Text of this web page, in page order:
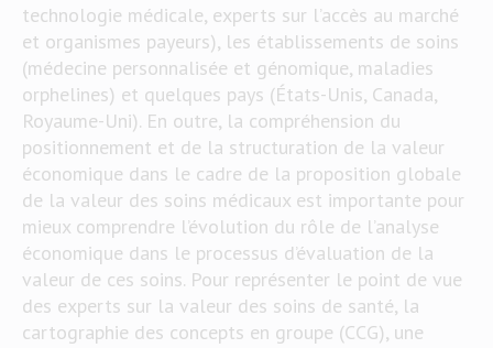
technologie médicale, experts sur l’accès au marché
et organismes payeurs), les établissements de soins
(médecine personnalisée et génomique, maladies
orphelines) et quelques pays (États-Unis, Canada,
Royaume-Uni). En outre, la compréhension du
positionnement et de la structuration de la valeur
économique dans le cadre de la proposition globale
de la valeur des soins médicaux est importante pour
mieux comprendre l’évolution du rôle de l’analyse
économique dans le processus d’évaluation de la
valeur de ces soins. Pour représenter le point de vue
des experts sur la valeur des soins de santé, la
cartographie des concepts en groupe (CCG), une